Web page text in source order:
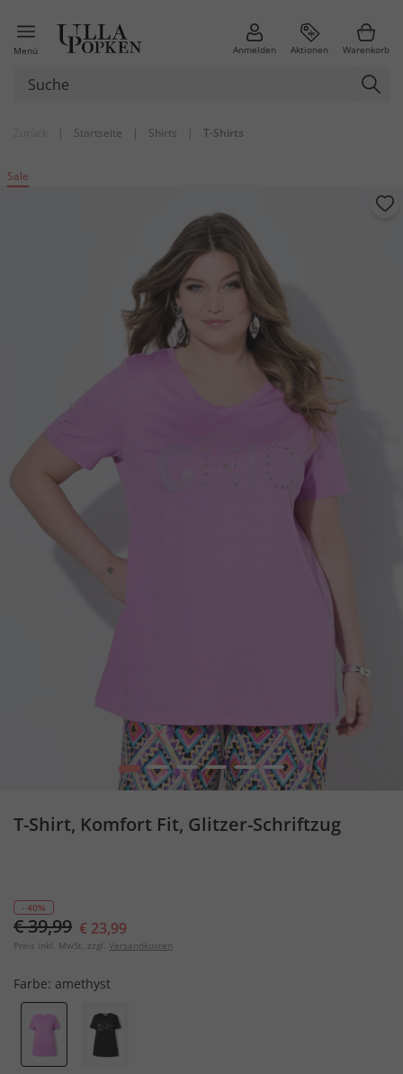
Menü Anmelden Aktionen Warenkorb
| Startseite | Shirts | T-Shirts
Sale
1 2 3 4 5 6
T-Shirt, Komfort Fit, Glitzer-Schriftzug
- 40%
€ 39,99 € 23,99
Preis inkl. MwSt. zzgl. Versandkosten
Farbe: amethyst